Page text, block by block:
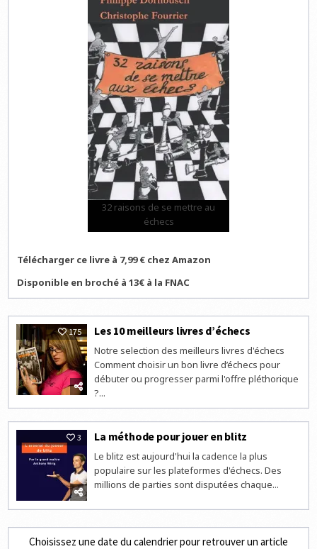
32 raisons de se mettre au
échecs
Télécharger ce livre à 7,99 € chez Amazon
Disponible en broché à 13€ à la FNAC
175 Les 10 meilleurs livres d’échecs
Notre selection des meilleurs livres d'échecs
Comment choisir un bon livre d’échecs pour
débuter ou progresser parmi l'offre pléthorique
?...
3 La méthode pour jouer en blitz
Le blitz est aujourd'hui la cadence la plus
populaire sur les plateformes d'échecs. Des
millions de parties sont disputées chaque...
Choisissez une date du calendrier pour retrouver un article